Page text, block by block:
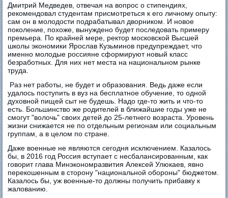
Дмитрий Медведев, отвечая на вопрос о стипендиях,
рекомендовал студентам присмотреться к его личному опыту:
сам он в молодости подрабатывал дворником. И новое
поколение, похоже, вынуждено будет последовать примеру
премьера. По крайней мере, ректор московской Высшей
школы экономики Ярослав Кузьминов предупреждает, что
именно молодые россияне сформируют новый класс
безработных. Для них нет места на национальном рынке
труда.
Раз нет работы, не будет и образования. Ведь даже если
удалось поступить в вуз на бесплатное обучение, то одной
духовной пищей сыт не будешь. Надо где-то жить и что-то
есть. Большинство же родителей в ближайшие годы уже не
смогут "волочь" своих детей до 25-летнего возраста. Уровень
жизни снижается не по отдельным регионам или социальным
группам, а в целом по стране.
Даже военные не являются сегодня исключением. Казалось
бы, в 2016 год Россия вступает с несбалансированным, как
говорит глава Минэкономразвития Алексей Улюкаев, явно
перекошенным в сторону "национальной обороны" бюджетом.
Казалось бы, уж военные-то должны получить прибавку к
жалованию.